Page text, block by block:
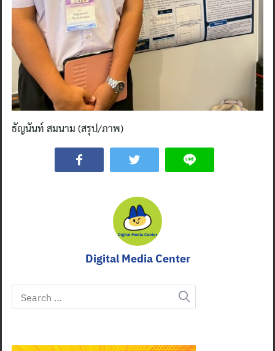
ธัญนันท์ สมนาม (สรุป/ภาพ)
Digital Media Center
Search
for: